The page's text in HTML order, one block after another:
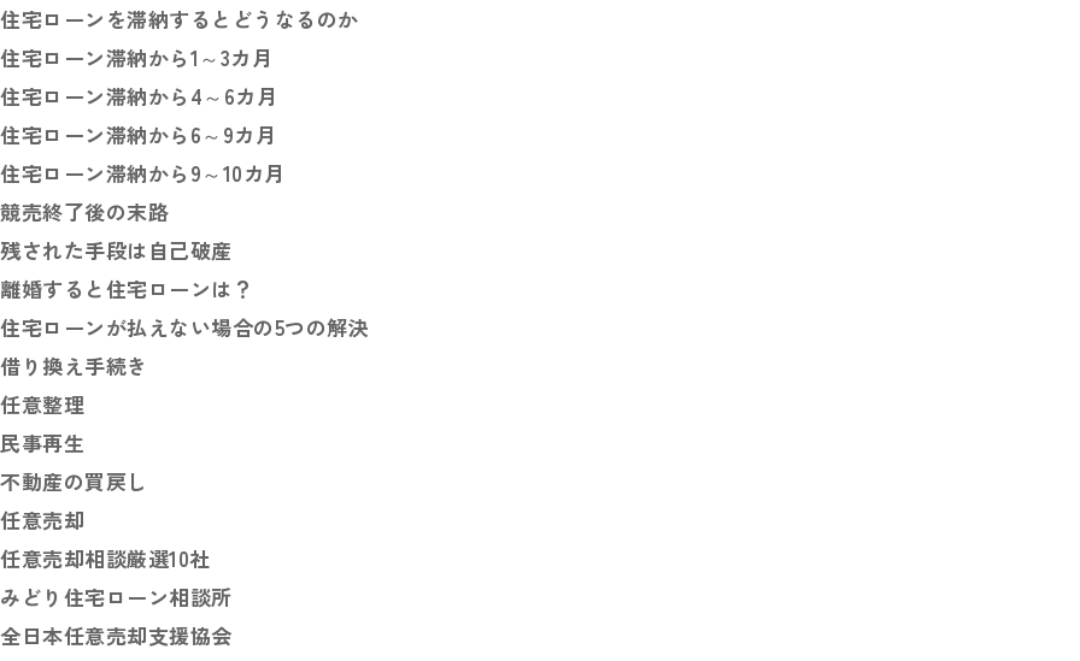
住宅ローンを滞納するとどうなるのか
住宅ローン滞納から1～3カ月
住宅ローン滞納から4～6カ月
住宅ローン滞納から6～9カ月
住宅ローン滞納から9～10カ月
競売終了後の末路
残された手段は自己破産
離婚すると住宅ローンは？
住宅ローンが払えない場合の5つの解決
借り換え手続き
任意整理
民事再生
不動産の買戻し
任意売却
任意売却相談厳選10社
みどり住宅ローン相談所
全日本任意売却支援協会